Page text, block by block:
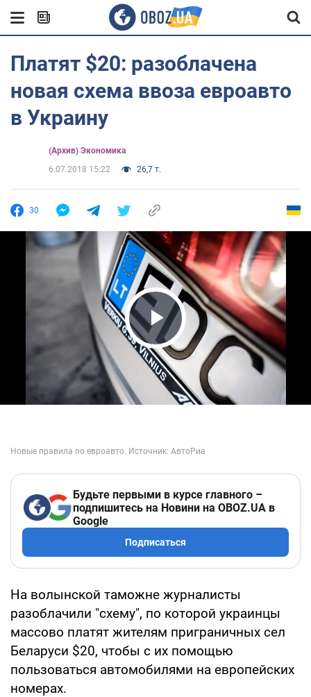
Платят $20: разоблачена
новая схема ввоза евроавто
в Украину
(Архив) Экономика
6.07.2018 15:22
26,7 т.
30
Play Video
Будьте первыми в курсе главного –
подпишитесь на Новини на OBOZ.UA в
Google
Подписаться
На волынской таможне журналисты
разоблачили "схему", по которой украинцы
массово платят жителям приграничных сел
Беларуси $20, чтобы с их помощью
пользоваться автомобилями на европейских
номерах.